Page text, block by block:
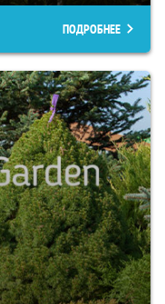
ПОДРОБНЕЕ